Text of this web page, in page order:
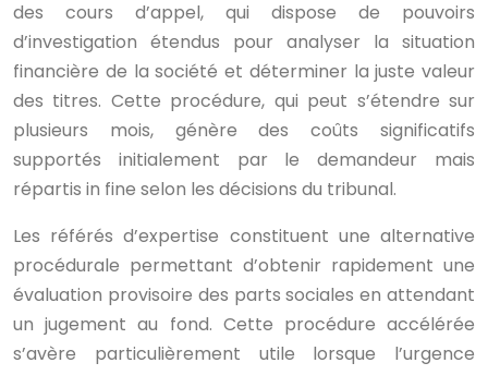
des cours d’appel, qui dispose de pouvoirs
d’investigation étendus pour analyser la situation
financière de la société et déterminer la juste valeur
des titres. Cette procédure, qui peut s’étendre sur
plusieurs mois, génère des coûts significatifs
supportés initialement par le demandeur mais
répartis in fine selon les décisions du tribunal.
Les référés d’expertise constituent une alternative
procédurale permettant d’obtenir rapidement une
évaluation provisoire des parts sociales en attendant
un jugement au fond. Cette procédure accélérée
s’avère particulièrement utile lorsque l’urgence